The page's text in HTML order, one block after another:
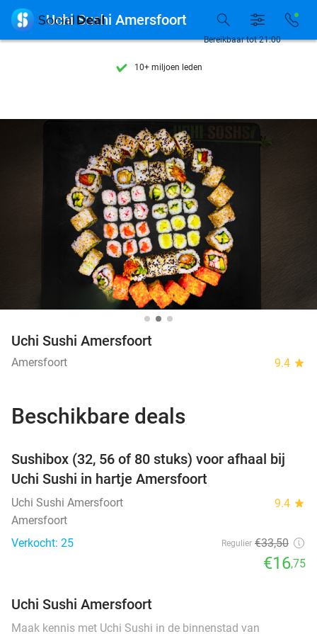
7 dagen per week beschikbaar
10+ miljoen leden
7 dagen per week beschikbaar
10+ miljoen leden
Bereikbaar tot 21:00
 Uchi Sushi Amersfoort
Uchi Sushi Amersfoort
Amersfoort 9.4 star
Beschikbare deals
Sushibox (32, 56 of 80 stuks) voor afhaal bij
Uchi Sushi in hartje Amersfoort
Uchi Sushi Amersfoort 9.4 star
Amersfoort
Verkocht: 25
Regulier €33,50
€16,75
Uchi Sushi Amersfoort
Maak kennis met Uchi Sushi in de binnenstad van